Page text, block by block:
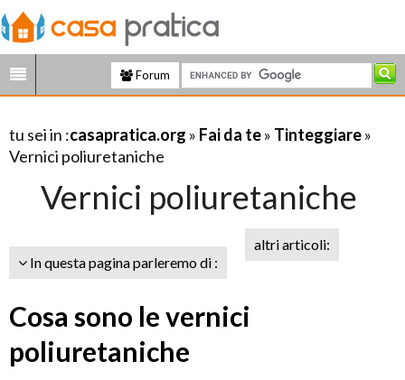
Forum
tu sei in :casapratica.org » Fai da te» Tinteggiare»
Vernici poliuretaniche
Vernici poliuretaniche
In questa pagina parleremo di :
altri articoli:
Cosa sono le vernici
poliuretaniche